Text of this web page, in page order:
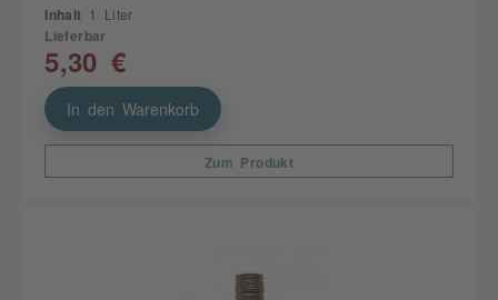
Inhalt 1 Liter
Lieferbar
5,30 €
In den Warenkorb
Zum Produkt